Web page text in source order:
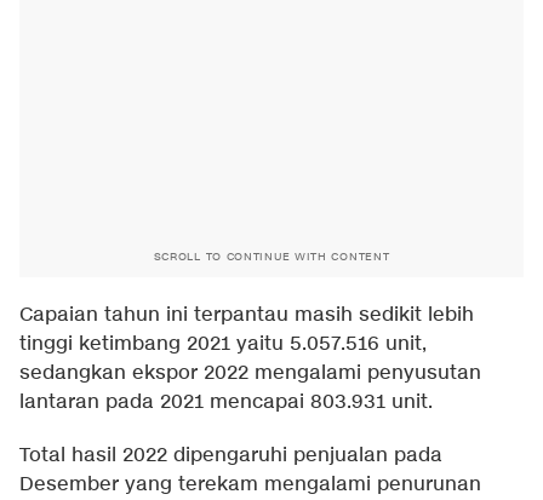
SCROLL TO CONTINUE WITH CONTENT
Capaian tahun ini terpantau masih sedikit lebih
tinggi ketimbang 2021 yaitu 5.057.516 unit,
sedangkan ekspor 2022 mengalami penyusutan
lantaran pada 2021 mencapai 803.931 unit.
Total hasil 2022 dipengaruhi penjualan pada
Desember yang terekam mengalami penurunan